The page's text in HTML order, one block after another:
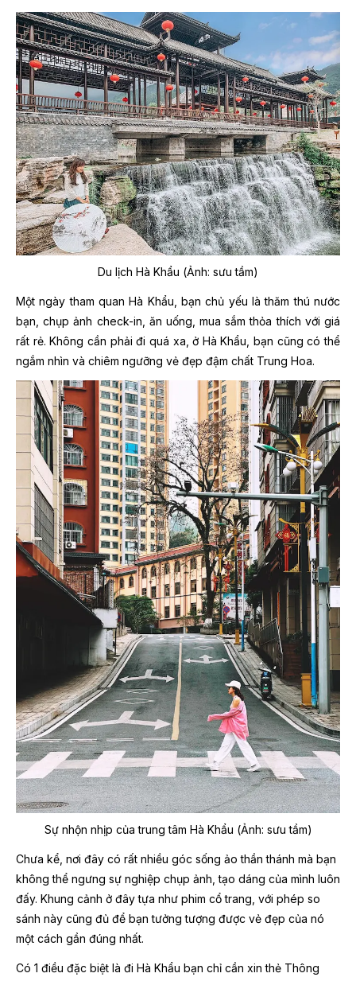
Du lịch Hà Khẩu (Ảnh: sưu tầm)
Một ngày tham quan Hà Khẩu, bạn chủ yếu là thăm thú nước
bạn, chụp ảnh check-in, ăn uống, mua sắm thỏa thích với giá
rất rẻ. Không cần phải đi quá xa, ở Hà Khẩu, bạn cũng có thể
ngắm nhìn và chiêm ngưỡng vẻ đẹp đậm chất Trung Hoa.
Sự nhộn nhịp của trung tâm Hà Khẩu (Ảnh: sưu tầm)
Chưa kể, nơi đây có rất nhiều góc sống ảo thần thánh mà bạn
không thể ngưng sự nghiệp chụp ảnh, tạo dáng của mình luôn
đấy. Khung cảnh ở đây tựa như phim cổ trang, với phép so
sánh này cũng đủ để bạn tưởng tượng được vẻ đẹp của nó
một cách gần đúng nhất.
Có 1 điều đặc biệt là đi Hà Khẩu bạn chỉ cần xin thẻ Thông